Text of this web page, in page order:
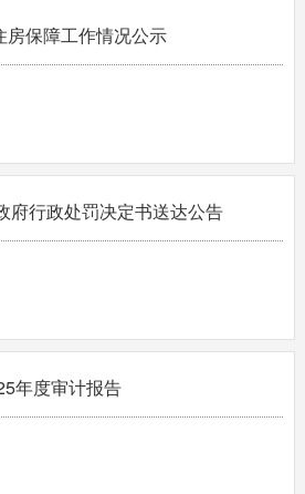
保障工作情况公示
府行政处罚决定书送达公告
年度审计报告